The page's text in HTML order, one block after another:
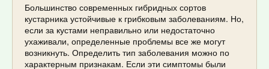
Большинство современных гибридных сортов
кустарника устойчивые к грибковым заболеваниям. Но,
если за кустами неправильно или недостаточно
ухаживали, определенные проблемы все же могут
возникнуть. Определить тип заболевания можно по
характерным признакам. Если эти симптомы были